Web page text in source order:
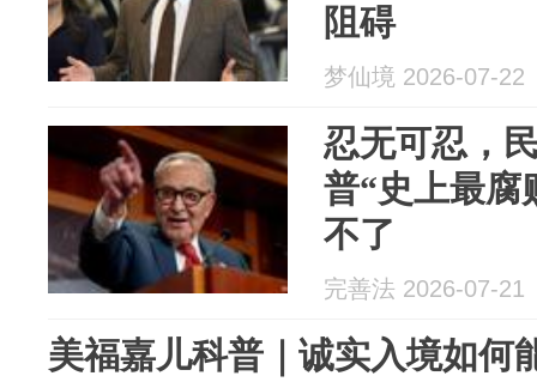
阻碍
梦仙境 2026-07-22
忍无可忍，
普“史上最腐
不了
完善法 2026-07-21
美福嘉儿科普｜诚实入境如何